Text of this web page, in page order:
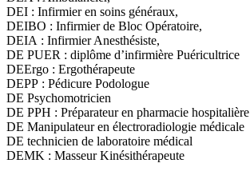
DEI : Infirmier en soins généraux,
DEIBO : Infirmier de Bloc Opératoire,
DEIA : Infirmier Anesthésiste,
DE PUER : diplôme d’infirmière Puéricultrice
DEErgo : Ergothérapeute
DEPP : Pédicure Podologue
DE Psychomotricien
DE PPH : Préparateur en pharmacie hospitalière
DE Manipulateur en électroradiologie médicale
DE technicien de laboratoire médical
DEMK : Masseur Kinésithérapeute